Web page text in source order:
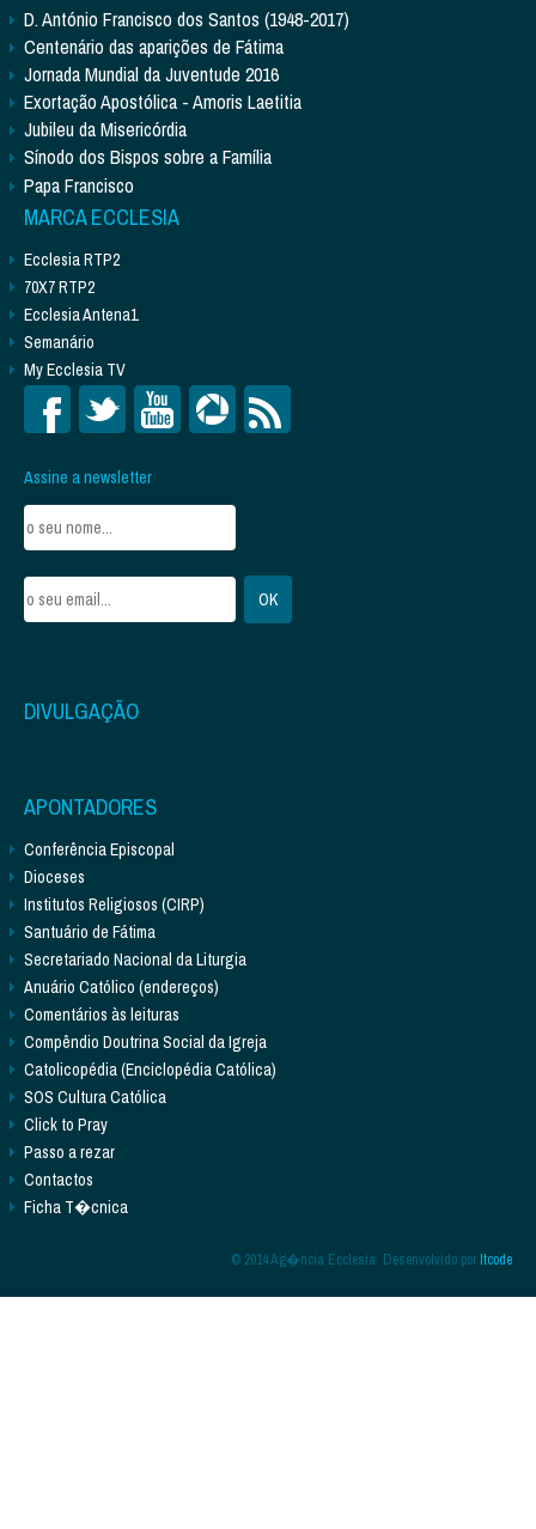
D. António Francisco dos Santos (1948-2017)
Centenário das aparições de Fátima
Jornada Mundial da Juventude 2016
Exortação Apostólica - Amoris Laetitia
Jubileu da Misericórdia
Sínodo dos Bispos sobre a Família
Papa Francisco
MARCA ECCLESIA
Ecclesia RTP2
70X7 RTP2
Ecclesia Antena1
Semanário
My Ecclesia TV
Assine a newsletter
DIVULGAÇÃO
APONTADORES
Conferência Episcopal
Dioceses
Institutos Religiosos (CIRP)
Santuário de Fátima
Secretariado Nacional da Liturgia
Anuário Católico (endereços)
Comentários às leituras
Compêndio Doutrina Social da Igreja
Catolicopédia (Enciclopédia Católica)
SOS Cultura Católica
Click to Pray
Passo a rezar
Contactos
Ficha T�cnica
© 2014 Ag�ncia Ecclesia. Desenvolvido porItcode